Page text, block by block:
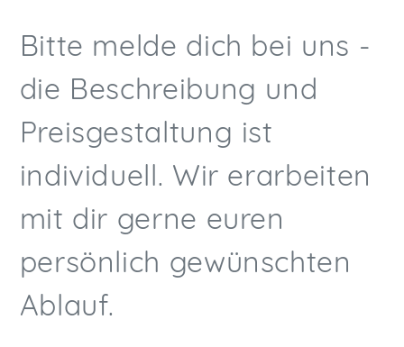
Bitte melde dich bei uns -
die Beschreibung und
Preisgestaltung ist
individuell. Wir erarbeiten
mit dir gerne euren
persönlich gewünschten
Ablauf.